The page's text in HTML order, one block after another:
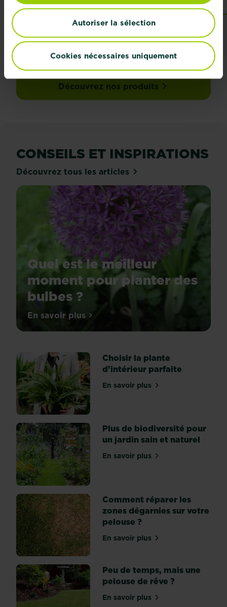
Autoriser la sélection
Cookies nécessaires uniquement
Points de vente Points de vente
Découvrez nos produits
CONSEILS ET INSPIRATIONS
Découvrez tous les articles
Quel est le meilleur
moment pour planter des
bulbes ?
Floraison
à
floraison
printanière
(crocus,
iris,
narcisse,
perce-
neige,
tulipe,
anémone,
jacinthe
…)
se
plantent
l’automne
assez
tôt
pour
que
leurs
racines
En savoir plussur Quel est le meilleur moment pour
Choisir la plante
d’intérieur parfaite
En savoir plussur Choisir la plante
Plus de biodiversité pour
un jardin sain et naturel
En savoir plussur Plus de biodiversité
Comment réparer les
zones dégarnies sur votre
pelouse ?
En savoir plussur Comment réparer les
Peu de temps, mais une
pelouse de rêve ?
En savoir plussur Peu de temps, mais